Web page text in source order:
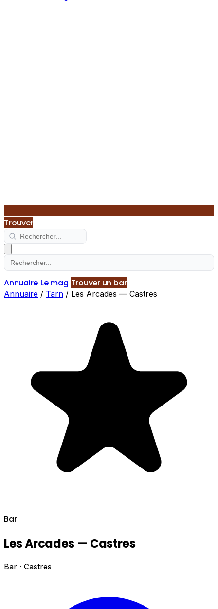
Trouver
Annuaire Le mag Trouver un bar
Annuaire / Tarn / Les Arcades — Castres
Bar
Les Arcades — Castres
Bar · Castres